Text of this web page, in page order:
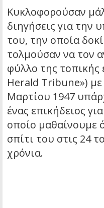
Κυκλοφορούσαν
διηγήσεις για
του, την οποία
τολμούσαν να τον
φύλλο της τοπικής
Herald Tribune»)
Μαρτίου 1947
ένας επικήδειος
οποίο μαθαίνουμε
σπίτι του στις 24
χρόνια.